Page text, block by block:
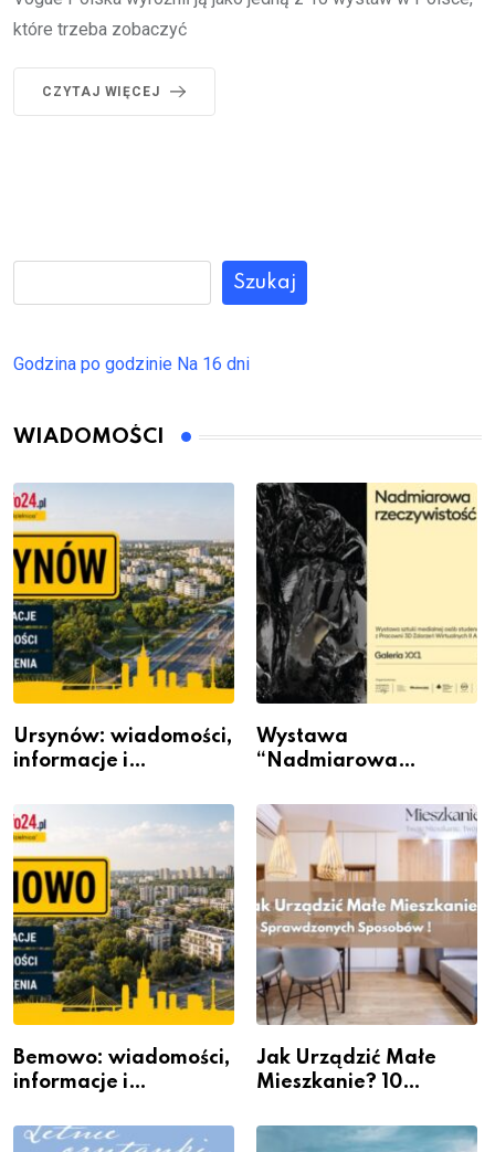
które trzeba zobaczyć
CZYTAJ WIĘCEJ
Szukaj
Godzina po godzinie Na 16 dni
WIADOMOŚCI
Ursynów: wiadomości,
informacje i
Wystawa
“Nadmiarowa
Galerii XX1
Bemowo: wiadomości,
informacje i
Jak Urządzić Małe
Mieszkanie? 10
Przestrzeni Bez